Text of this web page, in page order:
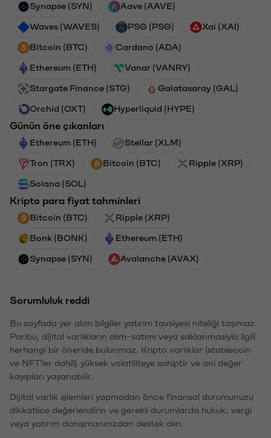
Synapse (SYN) Aave (AAVE)
Waves (WAVES) PSG (PSG) Xai (XAI)
Bitcoin (BTC) Cardano (ADA)
Ethereum (ETH) Vanar (VANRY)
Stargate Finance (STG) Galatasaray (GAL)
Orchid (OXT) Hyperliquid (HYPE)
Günün öne çıkanları
Ethereum (ETH) Stellar (XLM)
Tron (TRX) Bitcoin (BTC) Ripple (XRP)
Solana (SOL)
Kripto para fiyat tahminleri
Bitcoin (BTC) Ripple (XRP)
Bonk (BONK) Ethereum (ETH)
Synapse (SYN) Avalanche (AVAX)
Sorumluluk reddi
Bu sayfada yer alan bilgiler yatırım tavsiyesi niteliği taşımaz.
Paribu, dijital varlıkların alım-satımı veya saklanmasıyla ilgili
herhangi bir öneride bulunmaz. Kripto varlıklar (stablecoin
ve NFT'ler dahil), yüksek volatiliteye sahiptir ve ani değer
kayıpları yaşanabilir.
Dijital varlık işlemleri yapmadan önce finansal durumunuzu
dikkatlice değerlendirin ve gerekli durumlarda hukuk, vergi
veya yatırım danışmanınızdan destek alın.